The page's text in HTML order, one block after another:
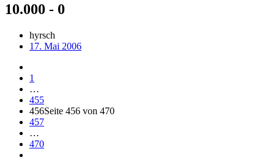
10.000 - 0
hyrsch
17. Mai 2006
1
…
455
456Seite 456 von 470
457
…
470